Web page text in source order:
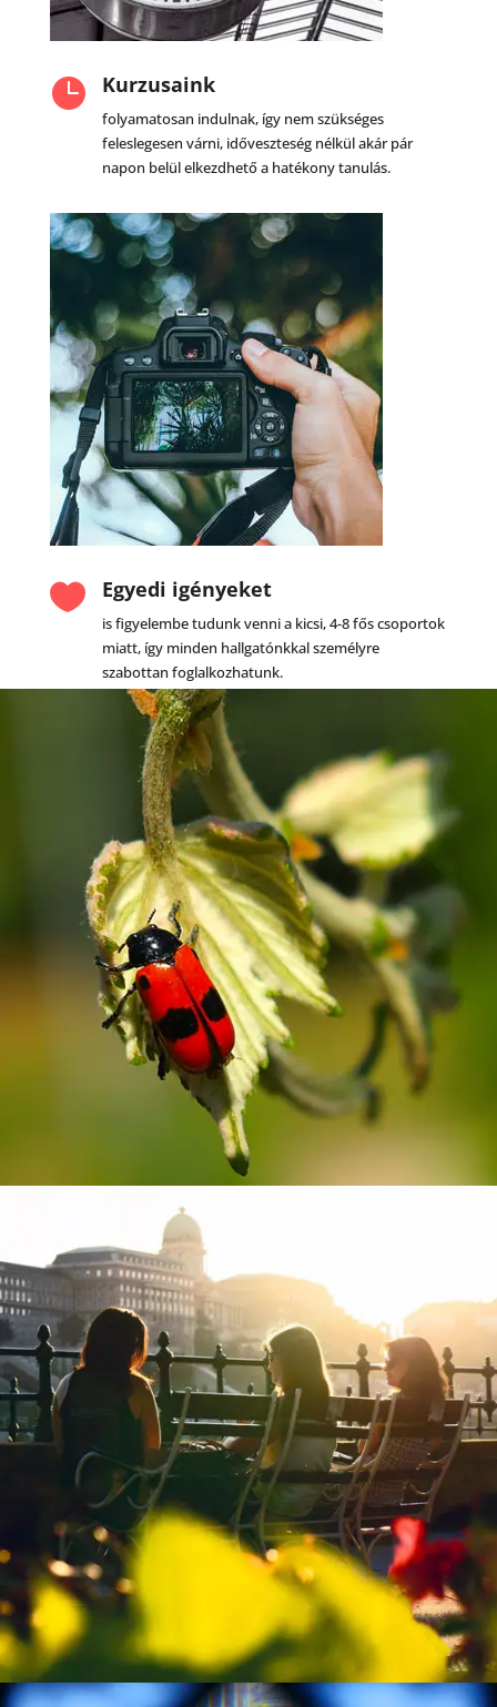
 Kurzusaink
folyamatosan indulnak, így nem szükséges
feleslegesen várni, időveszteség nélkül akár pár
napon belül elkezdhető a hatékony tanulás.
 Egyedi igényeket
is figyelembe tudunk venni a kicsi, 4-8 fős csoportok
miatt, így minden hallgatónkkal személyre
szabottan foglalkozhatunk.